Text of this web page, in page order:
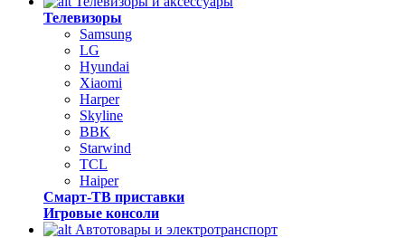
Телевизоры
Samsung
LG
Hyundai
Xiaomi
Harper
Skyline
BBK
Starwind
TCL
Haiper
Смарт-ТВ приставки
Игровые консоли
Автотовары и электротранспорт